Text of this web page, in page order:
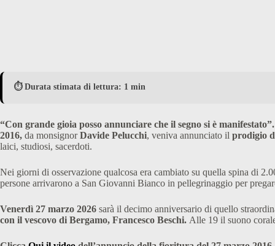
⏱️ Durata stimata di lettura: 1 min
“Con grande gioia posso annunciare che il segno si è manifestato”.
2016, da monsignorDavide Pelucchi, veniva annunciato il prodigio
laici, studiosi, sacerdoti.
Nei giorni di osservazione qualcosa era cambiato su quella spina di
persone arrivarono a San Giovanni Bianco in pellegrinaggio per
Venerdì 27 marzo 2026 sarà il decimo anniversario di quello
con il vescovo di Bergamo, Francesco Beschi. Alle 19 il suono